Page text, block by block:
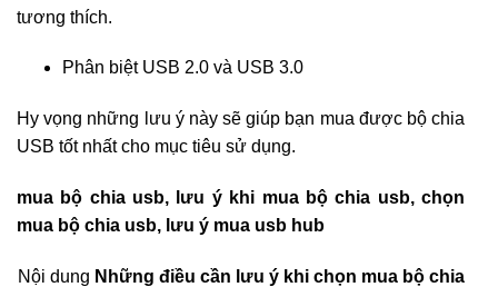
tương thích.
Phân biệt USB 2.0 và USB 3.0
Hy vọng những lưu ý này sẽ giúp bạn mua được bộ chia
USB tốt nhất cho mục tiêu sử dụng.
mua bộ chia usb, lưu ý khi mua bộ chia usb, chọn
mua bộ chia usb, lưu ý mua usb hub
Nội dung Những điều cần lưu ý khi chọn mua bộ chia